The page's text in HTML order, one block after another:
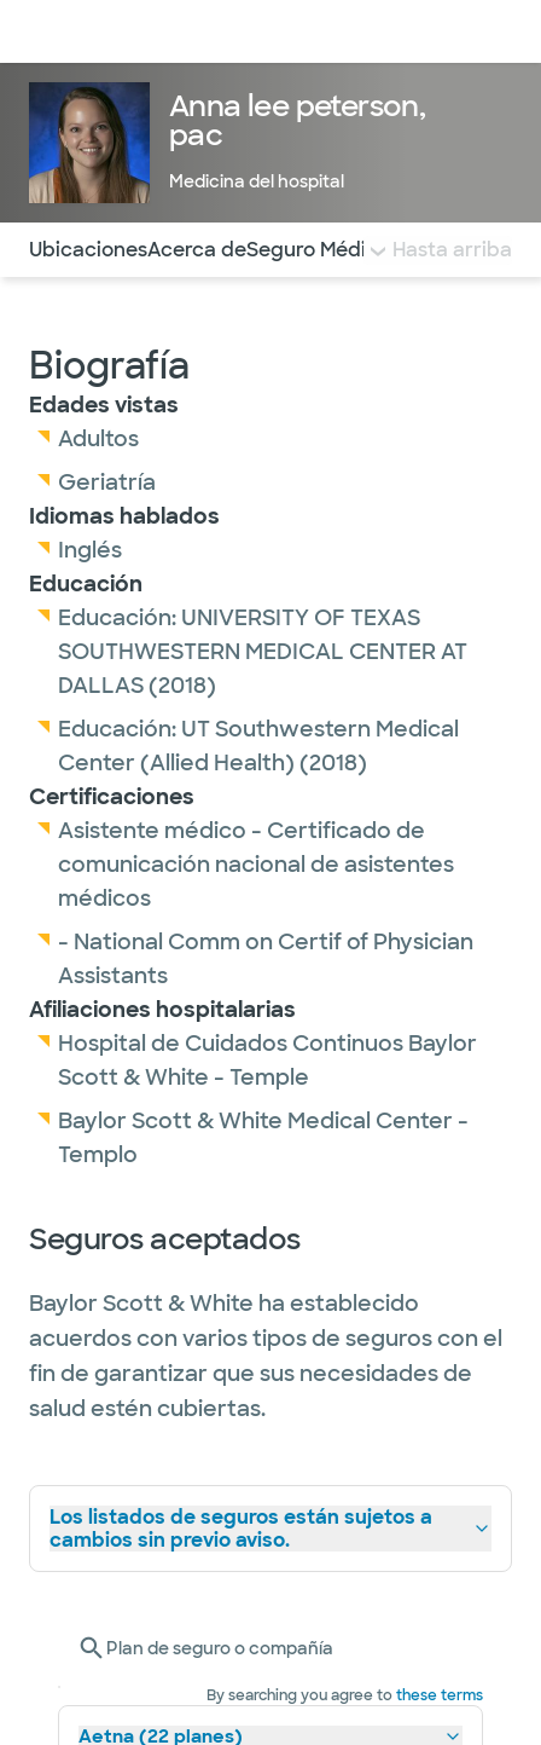
Anna lee peterson,
pac
Medicina del hospital
Utilice esta navegación para saltar rápidamente a
UbicacionesAcerca deSeguro Médico COMENTARIOS
Hasta arriba
Biografía
Edades vistas
Adultos
Geriatría
Idiomas hablados
Inglés
Educación
Educación: UNIVERSITY OF TEXAS
SOUTHWESTERN MEDICAL CENTER AT
DALLAS(2018)
Educación: UT Southwestern Medical
Center (Allied Health) (2018)
Certificaciones
Asistente médico - Certificado de
comunicación nacional de asistentes
médicos
- National Comm on Certif of Physician
Assistants
Afiliaciones hospitalarias
Hospital de Cuidados Continuos Baylor
Scott & White - Temple
Baylor Scott & White Medical Center -
Templo
Seguros aceptados
Baylor Scott & White ha establecido
acuerdos con varios tipos de seguros con el
fin de garantizar que sus necesidades de
salud estén cubiertas.
Los listados de seguros están sujetos a
cambios sin previo aviso.
Plan de seguro o compañía
By searching you agree tothese terms
Aetna (22 planes)